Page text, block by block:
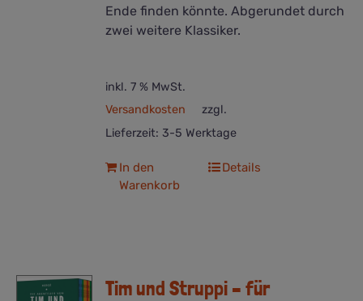
Ende finden könnte. Abgerundet durch
zwei weitere Klassiker.
inkl. 7 % MwSt.
zzgl.
Versandkosten
Lieferzeit: 3-5 Werktage
In den
Warenkorb
Details
Tim und Struppi – für